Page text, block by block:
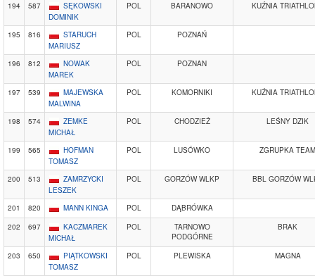
194 587
SĘKOWSKI
DOMINIK
POL BARANOWO KUŹNIA
195 816
STARUCH
MARIUSZ
POL POZNAŃ
196 812
NOWAK
MAREK
POL POZNAN
197 539
MAJEWSKA
MALWINA
POL KOMORNIKI KUŹNIA
198 574
ZEMKE
MICHAŁ
POL CHODZIEŻ LEŚNY DZIK
199 565
HOFMAN
TOMASZ
POL LUSÓWKO ZGRUPKA TEAM
200 513
ZAMRZYCKI
LESZEK
POL GORZÓW WLKP BBL GORZÓW
201 820 MANN KINGA POL
DĄBRÓWKA
202
697
KACZMAREK
MICHAŁ
POL
TARNOWO
PODGÓRNE
BRAK
203 650
PIĄTKOWSKI
TOMASZ
POL PLEWISKA MAGNA